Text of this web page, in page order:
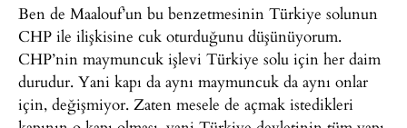
Ben de Maalouf’un bu benzetmesinin Türkiye solunun
CHP ile ilişkisine cuk oturduğunu düşünüyorum.
CHP’nin maymuncuk işlevi Türkiye solu için her daim
durudur. Yani kapı da aynı maymuncuk da aynı onlar
için, değişmiyor. Zaten mesele de açmak istedikleri